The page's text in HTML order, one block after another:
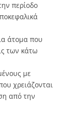
περίοδο
άτομα που
των κάτω
με
χρειάζονται
από την